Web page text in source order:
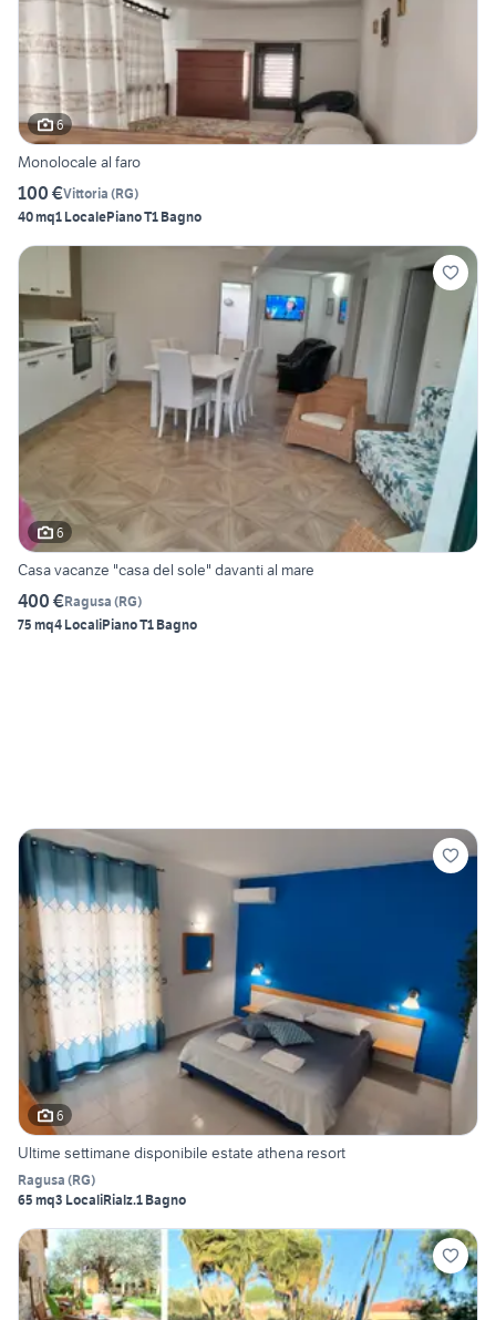
6
Monolocale al faro
100 €Vittoria (RG)
40 mq1 LocalePiano T1 Bagno
6
Casa vacanze "casa del sole" davanti al mare
400 €Ragusa (RG)
75 mq4 LocaliPiano T1 Bagno
6
Ultime settimane disponibile estate athena resort
Ragusa (RG)
65 mq3 LocaliRialz.1 Bagno